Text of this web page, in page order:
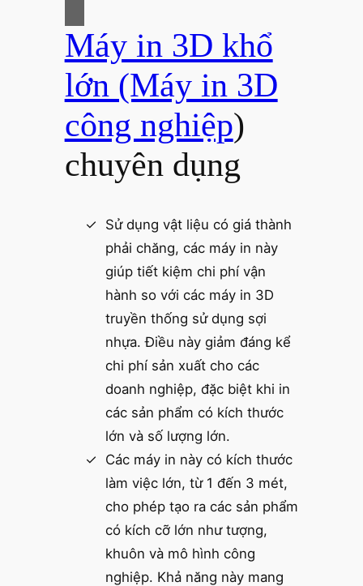
Máy in 3D khổ
lớn (Máy in 3D
công nghiệp)
chuyên dụng
Sử dụng vật liệu có giá thành
phải chăng, các máy in này
giúp tiết kiệm chi phí vận
hành so với các máy in 3D
truyền thống sử dụng sợi
nhựa. Điều này giảm đáng kể
chi phí sản xuất cho các
doanh nghiệp, đặc biệt khi in
các sản phẩm có kích thước
lớn và số lượng lớn.
Các máy in này có kích thước
làm việc lớn, từ 1 đến 3 mét,
cho phép tạo ra các sản phẩm
có kích cỡ lớn như tượng,
khuôn và mô hình công
nghiệp. Khả năng này mang